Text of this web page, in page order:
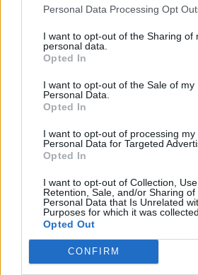
Personal Data Processing Opt
I want to opt-out of the Sharing of
personal data.
Opted In
I want to opt-out of the Sale of my
Personal Data.
Opted In
I want to opt-out of processing my
Personal Data for Targeted
Opted In
I want to opt-out of Collection, Use,
Retention, Sale, and/or Sharing of
Personal Data that Is Unrelated
Purposes for which it was collected.
Opted Out
CONFIRM
Υπ. Μεταφορών: Οριστική λύση
διαδικασίες
09/08/2026 - 11:18
Στα 15 δισ. ευρώ ο στόχος για
- Η «ακτινογραφία» της
τραπεζών το α΄ εξάμηνο
09/08/2026 - 10:52 ΤΡΑΠΕΖΕΣ
Ισπανία – Ιταλία: Κλιμακώνεται η
το μεταναστευτικό με αμοιβαίους
ελέγχους
09/08/2026 - 10:29 ΚΟΣΜΟΣ
Αλ. Τσίπρας: Στις 2 Σεπτεμβρίου
οικονομικού προγράμματος της
Θεσσαλονίκη